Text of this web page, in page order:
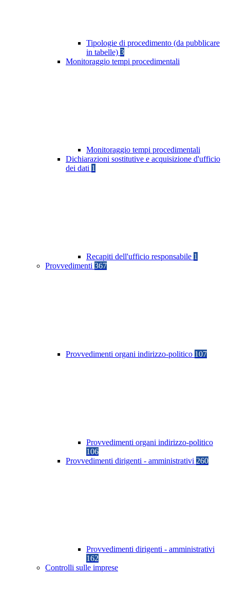
Tipologie di procedimento (da pubblicare
in tabelle) 3
Monitoraggio tempi procedimentali
Monitoraggio tempi procedimentali
Dichiarazioni sostitutive e acquisizione d'ufficio
dei dati 1
Recapiti dell'ufficio responsabile 1
Provvedimenti 367
Provvedimenti organi indirizzo-politico 107
Provvedimenti organi indirizzo-politico
106
Provvedimenti dirigenti - amministrativi 260
Provvedimenti dirigenti - amministrativi
162
Controlli sulle imprese